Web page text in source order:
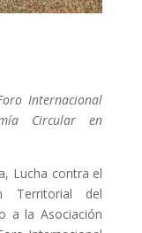
Internacional
Circular en
Lucha contra el
Territorial del
a la Asociación